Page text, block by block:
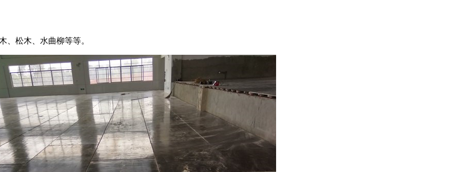
、松木、水曲柳等等。